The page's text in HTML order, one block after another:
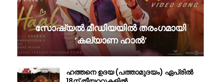
സോഷ്യൽ മീഡിയയിൽ തരംഗമായി
‘കല്യാണ ഹാൽ’
ഹത്തനെ ഉദയ (പത്താമുദയം) ഏപ്രിൽ